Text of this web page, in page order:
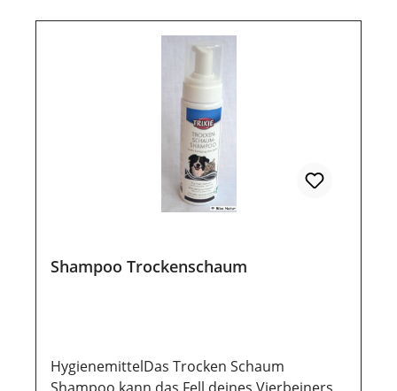
Produkte auch nach dem Kauf noch lange
haltbar bleiben, ist eine trockene und
luftdichte Aufbewahrung wichtig. Ebenso
sollten sie vor direkter Sonneneinstrahlung
geschützt werden, damit die wertvollen
Inhaltsstoffe lange erhalten bleiben.
Shampoo Trockenschaum
HygienemittelDas Trocken Schaum